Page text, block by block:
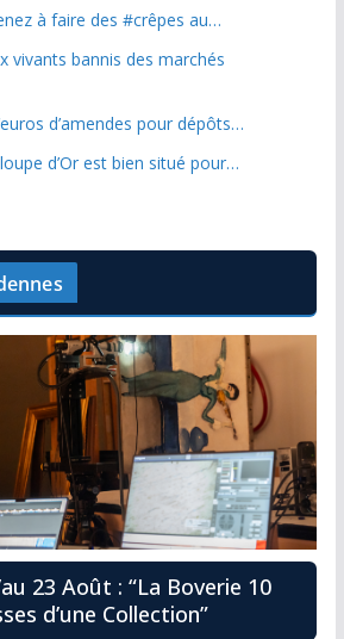
à faire des #crêpes au…
vivants bannis des marchés
d’amendes pour dépôts…
d’Or est bien situé pour…
23 Août : “La Boverie 10
d’une Collection”